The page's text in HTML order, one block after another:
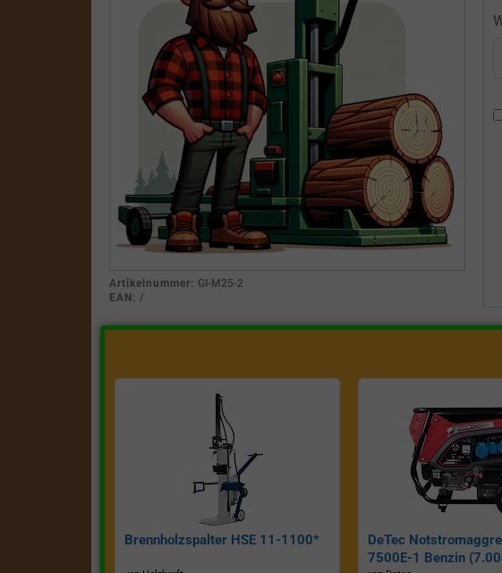
Artikelnummer: GI-M25-2
EAN: /
Brennholzspalter HSE 11-1100*
DeTec
7500E-1 Benzin